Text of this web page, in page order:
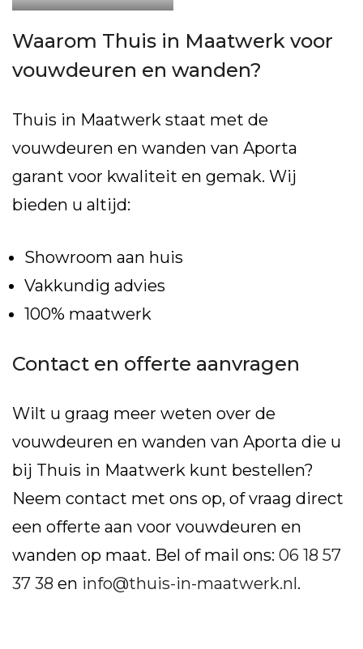
Waarom Thuis in Maatwerk voor
vouwdeuren en wanden?
Thuis in Maatwerk staat met de
vouwdeuren en wanden van Aporta
garant voor kwaliteit en gemak. Wij
bieden u altijd:
Showroom aan huis
Vakkundig advies
100% maatwerk
Contact en offerte aanvragen
Wilt u graag meer weten over de
vouwdeuren en wanden van Aporta die u
bij Thuis in Maatwerk kunt bestellen?
Neem contact met ons op, of vraag direct
een offerte aan voor vouwdeuren en
wanden op maat. Bel of mail ons: 06 18 57
37 38 en info@thuis-in-maatwerk.nl .